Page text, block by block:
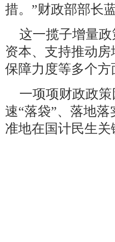
措。”财政部部长
这一揽子增量
资本、支持推动
保障力度等多个方
一项项财政政
速“落袋”、落地
准地在国计民生关